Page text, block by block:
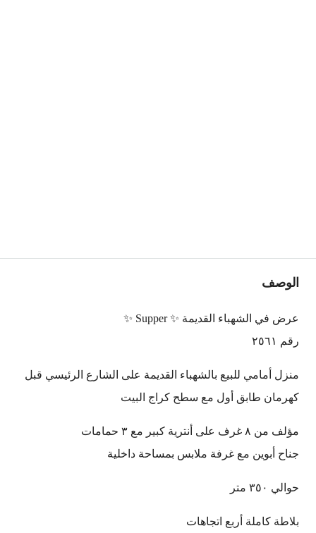
الوصف
عرض في الشهباء القديمة ️✨ Supper ️✨
رقم ٢٥٦١
منزل أمامي للبيع بالشهباء القديمة على الشارع الرئيسي قبل
كهرمان طابق أول مع سطح كراج البيت
مؤلف من ٨ غرف على أنترية كبير مع ٣ حمامات
جناح أبوين مع غرفة ملابس بمساحة داخلية
حوالي ٣٥٠ متر
بلاطة كاملة أربع اتجاهات